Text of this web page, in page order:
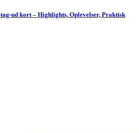
tag-ud kort – Highlights, Oplevelser, Praktisk